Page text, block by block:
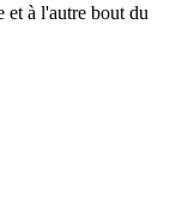
et à l'autre bout du